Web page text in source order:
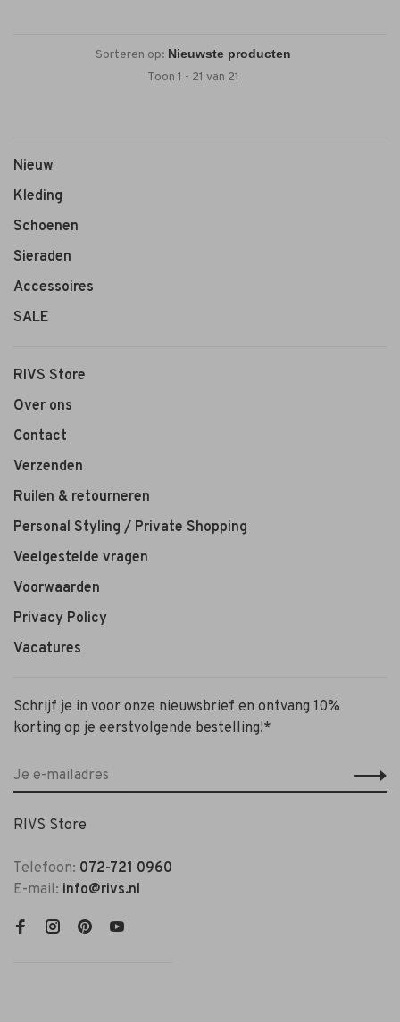
Sorteren op:
Toon 1 - 21 van 21
Nieuw
Kleding
Schoenen
Sieraden
Accessoires
SALE
RIVS Store
Over ons
Contact
Verzenden
Ruilen & retourneren
Personal Styling / Private Shopping
Veelgestelde vragen
Voorwaarden
Privacy Policy
Vacatures
Schrijf je in voor onze nieuwsbrief en ontvang 10%
korting op je eerstvolgende bestelling!*
RIVS Store
Telefoon: 072-721 0960
E-mail: info@rivs.nl